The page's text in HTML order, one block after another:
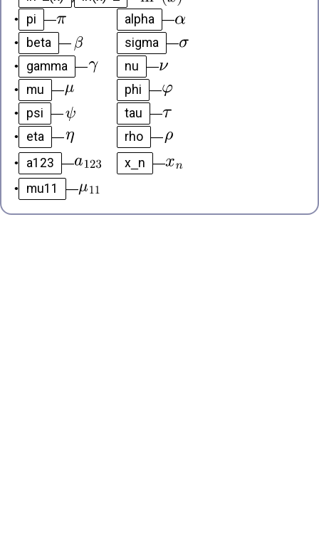
• pi — alpha
—
•
beta — sigma
—
•
gamma — nu
—
•
mu — phi
—
•
psi — tau
—
•
eta — rho
—
•
a123 — x_n
—
•
mu11 —